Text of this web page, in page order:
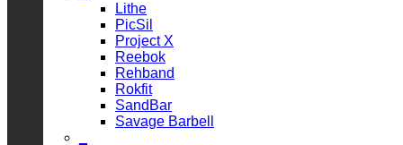
Lithe
PicSil
Project X
Reebok
Rehband
Rokfit
SandBar
Savage Barbell